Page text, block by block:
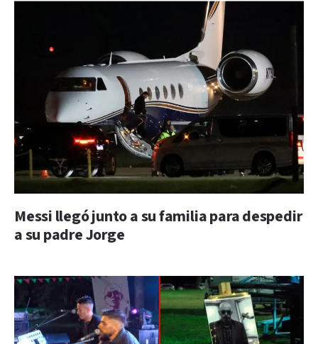
Messi llegó junto a su familia para despedir
a su padre Jorge